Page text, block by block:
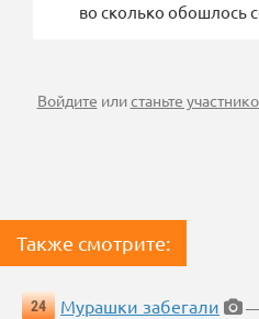
во сколько обошлось
Войдите илистаньте
Также смотрите:
24 Мурашки забегали
—